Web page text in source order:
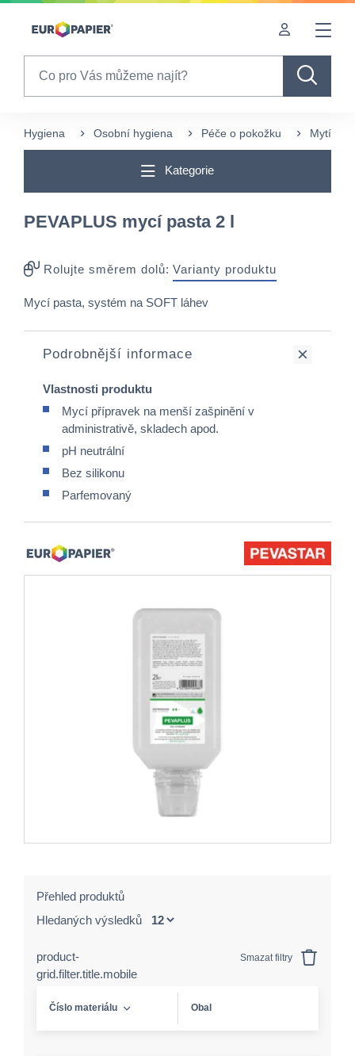
Table Of Content
Často nakupované s tímto produktem
Hygiena Osobní hygiena Péče o pokožku Mytí a
Kategorie
PEVAPLUS mycí pasta 2 l
Rolujte směrem dolů: Varianty produktu
Mycí pasta, systém na SOFT láhev
Podrobnější informace
Vlastnosti produktu
Mycí přípravek na menší zašpinění v
administrativě, skladech apod.
pH neutrální
Bez silikonu
Parfemovaný
Přehled produktů
Hledaných výsledků
product-
grid.filter.title.mobile
Smazat filtry
Číslo materiálu Obal